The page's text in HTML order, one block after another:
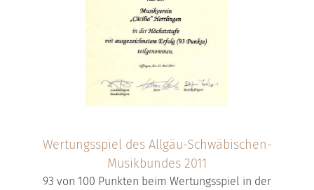
Wertungsspiel des Allgäu-Schwäbischen-
Musikbundes 2011
93 von 100 Punkten beim Wertungsspiel in der